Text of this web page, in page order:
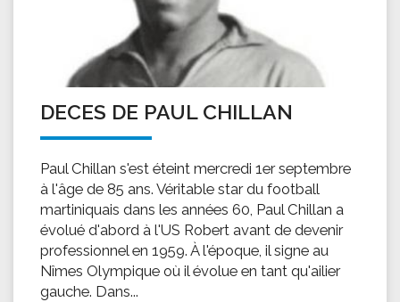
DECES DE PAUL CHILLAN
Paul Chillan s'est éteint mercredi 1er septembre
à l'âge de 85 ans. Véritable star du football
martiniquais dans les années 60, Paul Chillan a
évolué d'abord à l'US Robert avant de devenir
professionnel en 1959. À l'époque, il signe au
Nîmes Olympique où il évolue en tant qu'ailier
gauche. Dans...